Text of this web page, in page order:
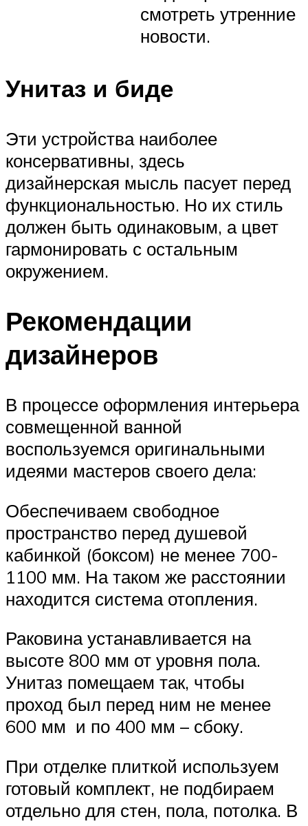
смотреть утренние
новости.
Унитаз и биде
Эти устройства наиболее
консервативны, здесь
дизайнерская мысль пасует перед
функциональностью. Но их стиль
должен быть одинаковым, а цвет
гармонировать с остальным
окружением.
Рекомендации
дизайнеров
В процессе оформления интерьера
совмещенной ванной
воспользуемся оригинальными
идеями мастеров своего дела:
Обеспечиваем свободное
пространство перед душевой
кабинкой (боксом) не менее 700-
1100 мм. На таком же расстоянии
находится система отопления.
Раковина устанавливается на
высоте 800 мм от уровня пола.
Унитаз помещаем так, чтобы
проход был перед ним не менее
600 мм и по 400 мм – сбоку.
При отделке плиткой используем
готовый комплект, не подбираем
отдельно для стен, пола, потолка. В